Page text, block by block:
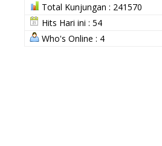
Total Kunjungan : 241570
Hits Hari ini : 54
Who's Online : 4